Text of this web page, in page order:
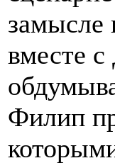
замысле
вместе
Филип